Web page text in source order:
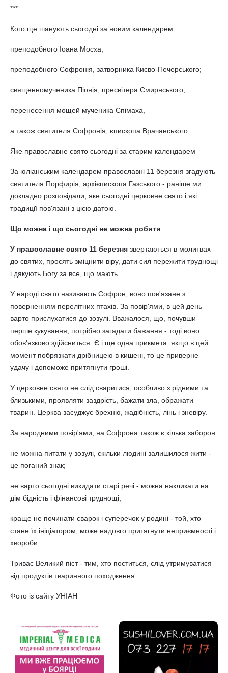
***
Кого ще шанують сьогодні за новим календарем:
преподобного Іоана Мосха;
преподобного Софронія, затворника Києво-Печерського;
священномученика Піонія, пресвітера Смирнського;
перенесення мощей мученика Єпімаха,
а також святителя Софронія, єпископа Врачанського.
Яке православне свято сьогодні за старим календарем
За юліанським календарем православні 11 березня згадують
святителя Порфирія, архієпископа Газського - раніше ми
докладно розповідали, яке сьогодні церковне свято і які
традиції пов'язані з цією датою.
Що можна і що сьогодні не можна робити
У православне свято 11 березня звертаються в молитвах
до святих, просять зміцнити віру, дати сил пережити труднощі
і дякують Богу за все, що мають.
У народі свято називають Софрон, воно пов'язане з
поверненням перелітних птахів. За повір'ями, в цей день
варто прислухатися до зозулі. Вважалося, що, почувши
перше кукування, потрібно загадати бажання - тоді воно
обов'язково здійсниться. Є і ще одна прикмета: якщо в цей
момент побрязкати дрібницею в кишені, то це приверне
удачу і допоможе притягнути гроші.
У церковне свято не слід сваритися, особливо з рідними та
близькими, проявляти заздрість, бажати зла, ображати
тварин. Церква засуджує брехню, жадібність, лінь і зневіру.
За народними повір'ями, на Софрона також є кілька заборон:
не можна питати у зозулі, скільки людині залишилося жити -
це поганий знак;
не варто сьогодні викидати старі речі - можна накликати на
дім бідність і фінансові труднощі;
краще не починати сварок і суперечок у родині - той, хто
стане їх ініціатором, може надовго притягнути неприємності і
хвороби.
Триває Великий піст - тим, хто поститься, слід утримуватися
від продуктів тваринного походження.
Фото із сайту УНІАН